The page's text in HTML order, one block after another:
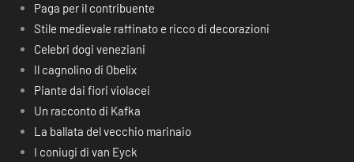
Paga per il contribuente
Stile medievale raffinato e ricco di decorazioni
Celebri dogi veneziani
Il cagnolino di Obelix
Piante dai fiori violacei
Un racconto di Kafka
La ballata del vecchio marinaio
I coniugi di van Eyck